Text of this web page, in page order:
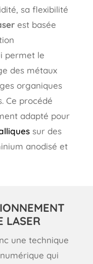
sa flexibilité
est basée
permet le
des métaux
organiques
Ce procédé
adapté pour
sur des
anodisé et
LASER
une technique
qui